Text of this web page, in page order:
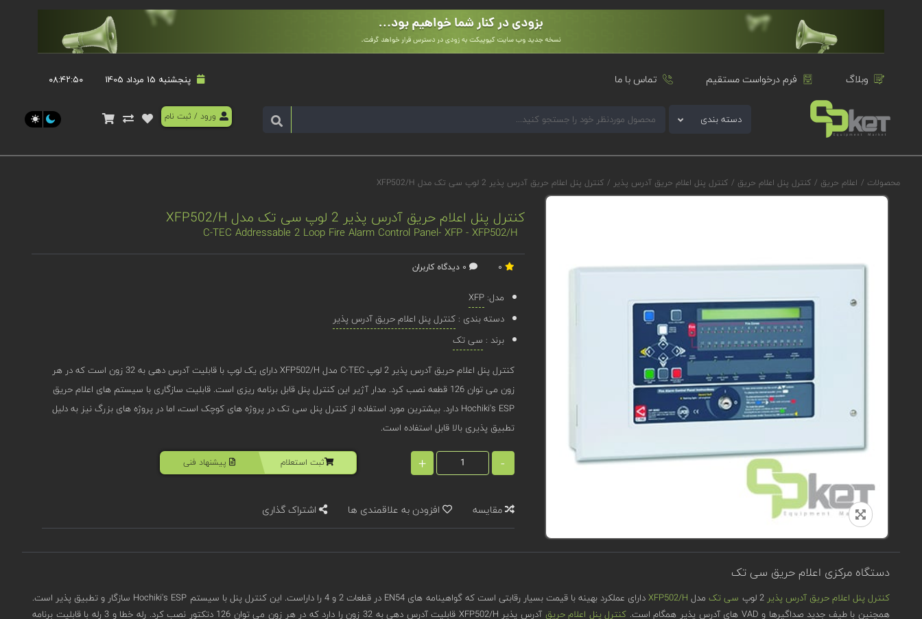
وبلاگ فرم درخواست مستقیم تماس با ما پنجشنبه 15 مرداد 1405 ۰۸:۴۲:۵۱
دسته بندی ورود / ثبت نام
محصولات / اعلام حریق / کنترل پنل اعلام حریق / کنترل پنل اعلام حریق آدرس پذیر / کنترل پنل اعلام حریق آدرس پذیر 2 لوپ سی تک مدل XFP502/H
کنترل پنل اعلام حریق آدرس پذیر 2 لوپ سی تک مدل XFP502/H
C-TEC Addressable 2 Loop Fire Alarm Control Panel- XFP - XFP502/H
مدل:XFP
دسته بندی :کنترل پنل اعلام حریق آدرس پذیر
برند : سی تک
کنترل پنل اعلام حریق آدرس پذیر 2 لوپ C-TEC مدل XFP502/H دارای یک لوپ با قابلیت آدرس دهی به 32 زون است که در هر
زون می توان 126 قطعه نصب کرد. مدار آژیر این کنترل پنل قابل برنامه ریزی است. قابلیت سازگاری با سیستم های اعلام حریق
Hochiki's ESP دارد. بیشترین مورد استفاده از کنترل پنل سی تک در پروژه های کوچک است، اما در پروژه های بزرگ نیز به دلیل
تطبیق پذیری بالا قابل استفاده است.
-
+ ثبت استعلام پیشنهاد فنی
مقایسه افزودن به علاقمندی ها اشتراک گذاری
دستگاه مرکزی اعلام حریق سی تک
کنترل پنل اعلام حریق آدرس پذیر 2 لوپ سی تکمدل XFP502/H
دارای عملکرد بهینه با قیمت بسیار رقابتی است که گواهینامه های EN54 در قطعات 2 و 4 را داراست. این کنترل پنل با سیستم Hochiki's ESP سازگار و تطبیق پذیر است.
همچنین با طیف جدید صداگیرها و VAD های آدرس پذیر همگام است.
کنترل پنل اعلام حریق
آدرس پذیر XFP502/H قابلیت آدرس دهی به 32 زون را دارد که در هر زون می توان 126 دتکتور نصب کرد. رله خطا و 3 رله با قابلیت برنامه